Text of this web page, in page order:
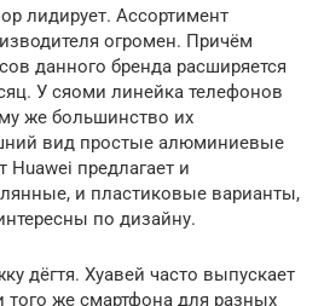
лидирует. Ассортимент
огромен. Причём
данного бренда расширяется
У сяоми линейка телефонов
же большинство их
вид простые алюминиевые
Huawei предлагает и
и пластиковые варианты,
по дизайну.
дёгтя. Хуавей часто выпускает
того же смартфона для разных